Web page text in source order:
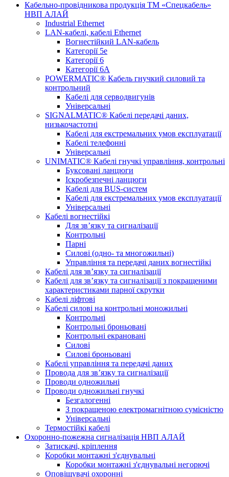
Кабельно-провідникова продукція ТМ «Спецкабель»
НВП АЛАЙ
Industrial Ethernet
LAN-кабелі, кабелі Ethernet
Вогнестійкий LAN-кабель
Категорії 5е
Категорії 6
Категорії 6А
POWERMATIC® Кабель гнучкий силовий та
контрольний
Кабелі для серводвигунів
Універсальні
SIGNALMATIC® Кабелі передачі даних,
низькочастотні
Кабелі для екстремальних умов експлуатації
Кабелі телефонні
Універсальні
UNIMATIC® Кабелі гнучкі управління, контрольні
Буксовані ланцюги
Іскробезпечні ланцюги
Кабелі для BUS-систем
Кабелі для екстремальних умов експлуатації
Універсальні
Кабелі вогнестійкі
Для зв’язку та сигналізації
Контрольні
Парні
Силові (одно- та многожильні)
Управління та передачі даних вогнестійкі
Кабелі для зв’язку та сигналізації
Кабелі для зв’язку та сигналізації з покращеними
характеристиками парної скрутки
Кабелі ліфтові
Кабелі силові на контрольні моножильні
Контрольні
Контрольні броньовані
Контрольні екрановані
Силові
Силові броньовані
Кабелі управління та передачі даних
Провода для зв’язку та сигналізації
Проводи одножильні
Проводи одножильні гнучкі
Безгалогенні
З покращеною електромагнітною сумісністю
Універсальні
Термостійкі кабелі
Охоронно-пожежна сигналізація НВП АЛАЙ
Затискачі, кріплення
Коробки монтажні з'єднувальні
Коробки монтажні з'єднувальні негорючі
Оповіщувачі охоронні